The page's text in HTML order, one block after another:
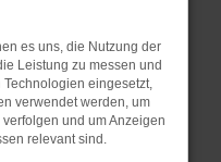
und dein
neuesten Stand
nur ein
kann auch dazu
nicht mehr
es uns, die Nutzung der
Leistung zu messen und
eingesetzt,
verwendet werden, um
und um Anzeigen
relevant sind.